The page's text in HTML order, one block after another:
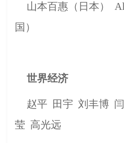
山本百惠 （ 日本）
国 ）
世界经济
赵平 田宇 刘丰博
莹 高光远